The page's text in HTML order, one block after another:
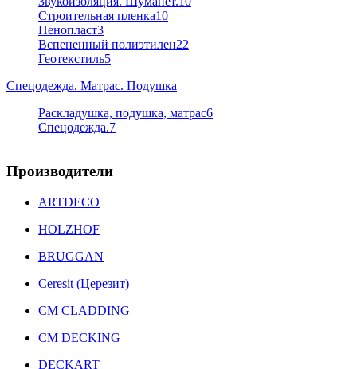
Строительная пленка10
Пенопласт3
Вспененный полиэтилен22
Геотекстиль5
Спецодежда. Матрас. Подушка
Раскладушка, подушка, матрас6
Спецодежда.7
Производители
ARTDECO
HOLZHOF
BRUGGAN
Ceresit (Церезит)
CM CLADDING
CM DECKING
DECKART